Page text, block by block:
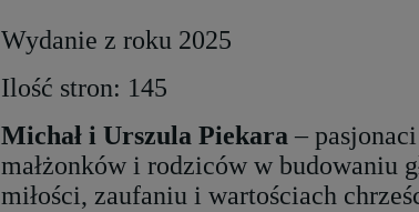
-
szt.
DO KOSZYKA
Wydanie z roku 2025
Ilość stron: 145
Michał i Urszula Piekara –
małżonków i rodziców w budowaniu
miłości, zaufaniu i wartościach